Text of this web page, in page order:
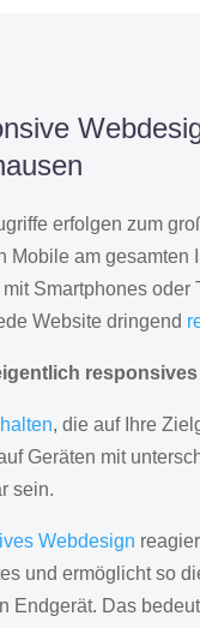
erfolgen zum
Mobile am gesamten
mit Smartphones
Website dringend
, die auf Ihre
Geräten mit
sein.
Webdesign
und ermöglicht so
Endgerät. Das